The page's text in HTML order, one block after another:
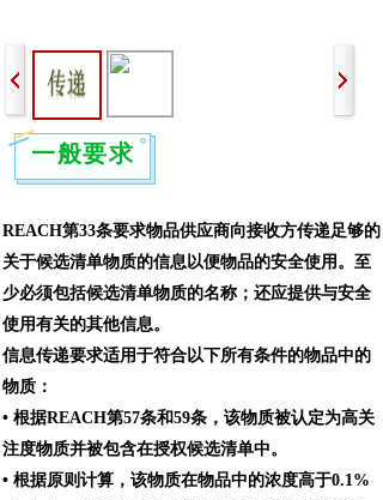
一般要求
REACH第33条要求物品供应商向接收方传递足够的
关于候选清单物质的信息以便物品的安全使用。至
少必须包括候选清单物质的名称；还应提供与安全
使用有关的其他信息。
信息传递要求适用于符合以下所有条件的物品中的
物质：
• 根据REACH第57条和59条，该物质被认定为高关
注度物质并被包含在授权候选清单中。
• 根据原则计算，该物质在物品中的浓度高于0.1%